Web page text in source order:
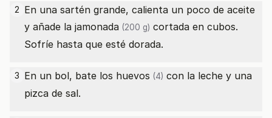
2 En una sartén grande, calienta un poco de aceite
y añade la jamonada (200 g) cortada en cubos.
Sofríe hasta que esté dorada.
3 En un bol, bate los huevos (4) con la leche y una
pizca de sal.